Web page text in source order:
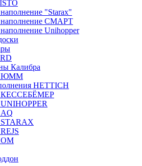
"Starax"
наполнение СМАРТ
Unihopper
Калибра
ЮММ
HETTICH
КЕССЕБЁМЕР
AQ
STARAX